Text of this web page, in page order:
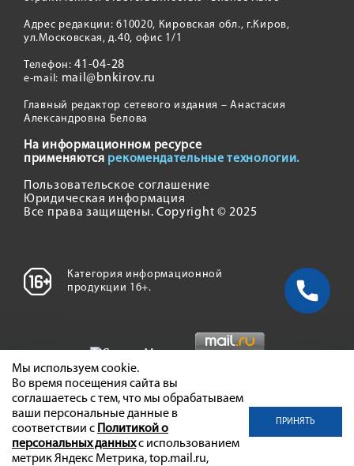
Адрес редакции: 610020, Кировская обл., г.Киров,
ул.Московская, д.40, офис 1/1
Телефон:41-04-28
e-mail: mail@bnkirov.ru
Главный редактор сетевого издания – Анастасия
Александровна Белова
На информационном ресурсе
применяются рекомендательные технологии.
Пользовательское соглашение
Юридическая информация
Все права защищены. Copyright © 2025
Категория информационной
продукции 16+.
Мы используем cookie.
Во время посещения сайта вы
соглашаетесь с тем, что мы обрабатываем
ваши персональные данные в
соответствии с Политикой о
персональных данныхс использованием
метрик Яндекс Метрика, top.mail.ru,
ПРИНЯТЬ